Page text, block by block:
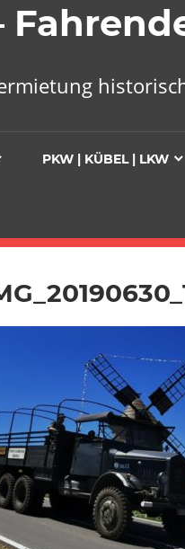
PKW | KÜBEL | LKW